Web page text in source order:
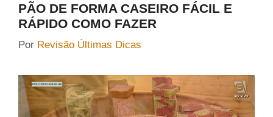
PÃO DE FORMA CASEIRO FÁCIL E
RÁPIDO COMO FAZER
Por Revisão Últimas Dicas